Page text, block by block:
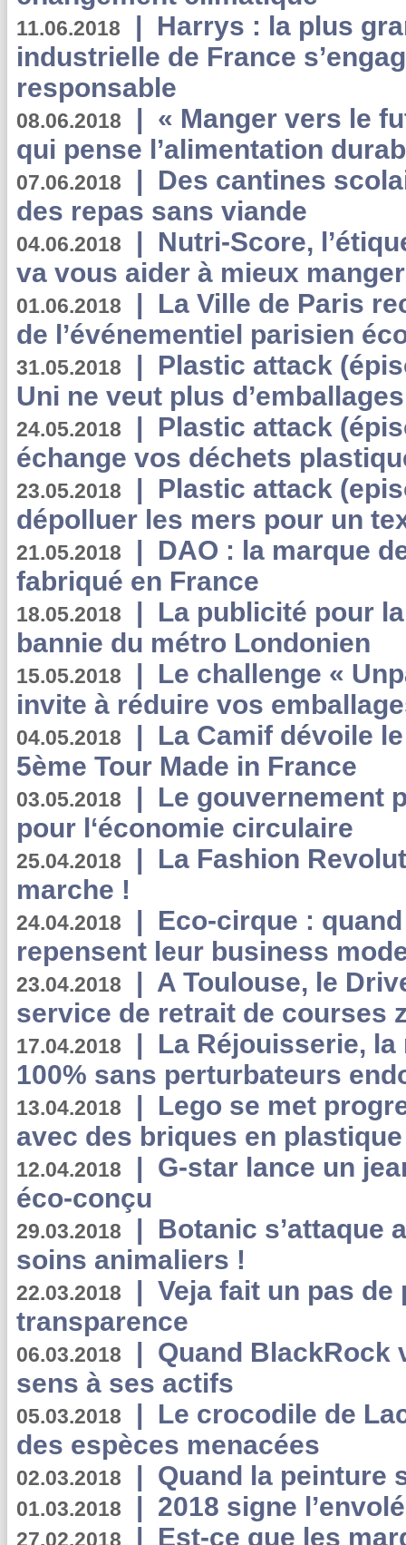
11.06.2018 | Harrys : la plus
industrielle de France
responsable
08.06.2018 | « Manger vers le
qui pense l’alimentation
07.06.2018 | Des cantines
des repas sans viande
04.06.2018 | Nutri-Score,
va vous aider à mieux
01.06.2018 | La Ville de Paris
de l’événementiel parisien
31.05.2018 | Plastic attack
Uni ne veut plus
24.05.2018 | Plastic attack
échange vos déchets
23.05.2018 | Plastic attack
dépolluer les mers pour un
21.05.2018 | DAO : la marque
fabriqué en France
18.05.2018 | La publicité pour
bannie du métro Londonien
15.05.2018 | Le challenge «
invite à réduire vos
04.05.2018 | La Camif dévoile
5ème Tour Made in France
03.05.2018 | Le gouvernement
pour l‘économie circulaire
25.04.2018 | La Fashion
marche !
24.04.2018 | Eco-cirque :
repensent leur business
23.04.2018 | A Toulouse, le
service de retrait de courses
17.04.2018 | La Réjouisserie,
100% sans perturbateurs
13.04.2018 | Lego se met
avec des briques en
12.04.2018 | G-star lance un
éco-conçu
29.03.2018 | Botanic s’attaque
soins animaliers !
22.03.2018 | Veja fait un pas de
transparence
06.03.2018 | Quand BlackRock
sens à ses actifs
05.03.2018 | Le crocodile de
des espèces menacées
02.03.2018 | Quand la peinture
01.03.2018 | 2018 signe
27.02.2018 | Est-ce que les